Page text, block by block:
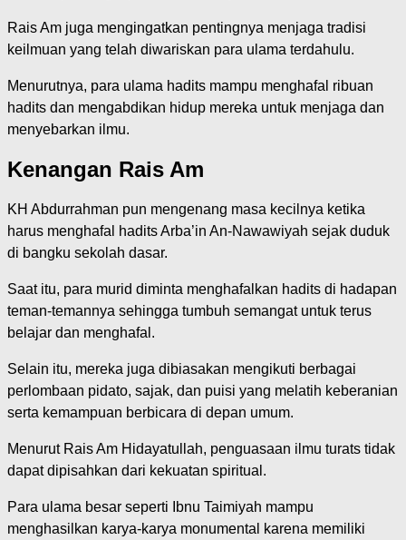
Rais Am juga mengingatkan pentingnya menjaga tradisi
keilmuan yang telah diwariskan para ulama terdahulu.
Menurutnya, para ulama hadits mampu menghafal ribuan
hadits dan mengabdikan hidup mereka untuk menjaga dan
menyebarkan ilmu.
Kenangan Rais Am
KH Abdurrahman pun mengenang masa kecilnya ketika
harus menghafal hadits Arba’in An-Nawawiyah sejak duduk
di bangku sekolah dasar.
Saat itu, para murid diminta menghafalkan hadits di hadapan
teman-temannya sehingga tumbuh semangat untuk terus
belajar dan menghafal.
Selain itu, mereka juga dibiasakan mengikuti berbagai
perlombaan pidato, sajak, dan puisi yang melatih keberanian
serta kemampuan berbicara di depan umum.
Menurut Rais Am Hidayatullah, penguasaan ilmu turats tidak
dapat dipisahkan dari kekuatan spiritual.
Para ulama besar seperti Ibnu Taimiyah mampu
menghasilkan karya-karya monumental karena memiliki